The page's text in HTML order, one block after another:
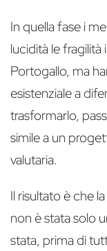
In quella fase i
lucidità le
Portogallo, ma
esistenziale a
trasformarlo,
simile a un
valutaria.
Il risultato è che
non è stata solo
stata, prima di